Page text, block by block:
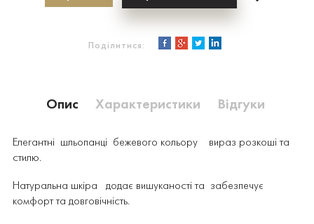
Поділитися:
Опис Характеристики Відгуки
Елегантні шльопанці бежевого кольору
вираз розкоші та
стилю.
Натуральна шкіра додає вишуканості та
забезпечує
комфорт та довговічність.